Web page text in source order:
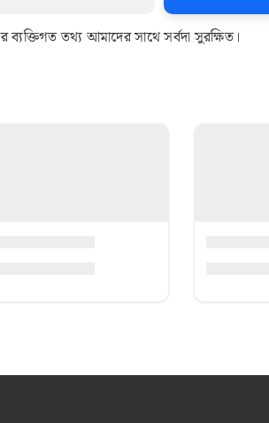
ব্যক্তিগত তথ্য আমাদের সাথে সর্বদা সুরক্ষিত।